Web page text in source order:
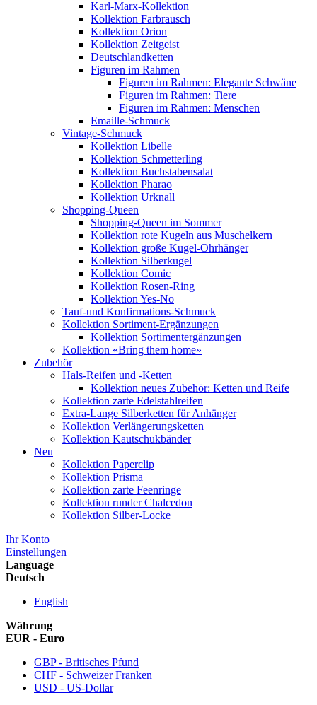
Karl-Marx-Kollektion
Kollektion Farbrausch
Kollektion Orion
Kollektion Zeitgeist
Deutschlandketten
Figuren im Rahmen
Figuren im Rahmen: Elegante Schwäne
Figuren im Rahmen: Tiere
Figuren im Rahmen: Menschen
Emaille-Schmuck
Vintage-Schmuck
Kollektion Libelle
Kollektion Schmetterling
Kollektion Buchstabensalat
Kollektion Pharao
Kollektion Urknall
Shopping-Queen
Shopping-Queen im Sommer
Kollektion rote Kugeln aus Muschelkern
Kollektion große Kugel-Ohrhänger
Kollektion Silberkugel
Kollektion Comic
Kollektion Rosen-Ring
Kollektion Yes-No
Tauf-und Konfirmations-Schmuck
Kollektion Sortiment-Ergänzungen
Kollektion Sortimentergänzungen
Kollektion «Bring them home»
Zubehör
Hals-Reifen und -Ketten
Kollektion neues Zubehör: Ketten und Reife
Kollektion zarte Edelstahlreifen
Extra-Lange Silberketten für Anhänger
Kollektion Verlängerungsketten
Kollektion Kautschukbänder
Neu
Kollektion Paperclip
Kollektion Prisma
Kollektion zarte Feenringe
Kollektion runder Chalcedon
Kollektion Silber-Locke
Ihr Konto
Einstellungen
Language
Deutsch
English
Währung
EUR - Euro
GBP - Britisches Pfund
CHF - Schweizer Franken
USD - US-Dollar